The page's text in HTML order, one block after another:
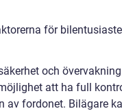
för
och övervakning
att ha full
av fordonet. Bilägare